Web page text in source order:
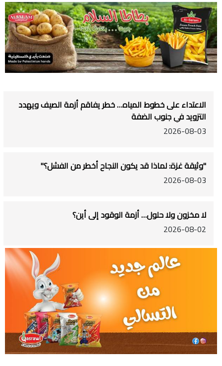
الاعتداء على خطوط المياه… خطر يفاقم أزمة الصيف ويهدد
التزويد في جنوب الضفة
2026-08-03
"وثيقة غزة: لماذا قد يكون النجاح أخطر من الفشل؟"
2026-08-03
لا مخزون ولا حلول… أزمة الوقود إلى أين؟
2026-08-02